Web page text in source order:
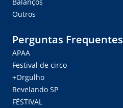
Outros
Perguntas Frequentes
APAA
Festival de circo
+Orgulho
Revelando SP
FÉSTIVAL